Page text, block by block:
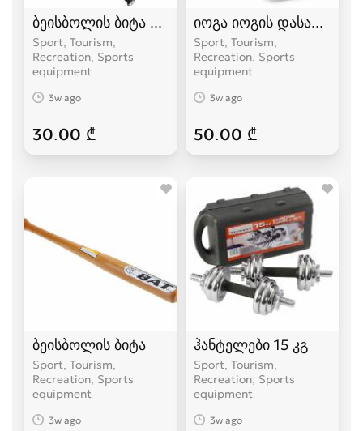
ბეისბოლის ბიტა bita
Sport, Tourism,
Recreation, Sports
equipment
3w ago
30.00 ₾
იოგა იოგის დასაფენი
Sport, Tourism,
Recreation, Sports
equipment
3w ago
50.00 ₾
ბეისბოლის ბიტა
Sport, Tourism,
Recreation, Sports
equipment
3w ago
ჰანტელები 15 კგ
Sport, Tourism,
Recreation, Sports
equipment
3w ago